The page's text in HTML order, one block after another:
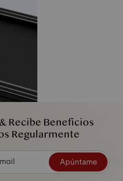
Recibe Beneficios
Regularmente
Apúntame